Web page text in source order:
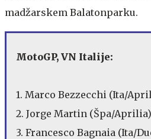
madžarskem Balatonparku.
MotoGP, VN Italije:
1. Marco Bezzecchi (Ita/
2. Jorge Martin (Špa/Aprilia)
3. Francesco Bagnaia (Ita/